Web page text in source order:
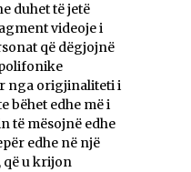
duhet të jetë
videoje i
që dëgjojnë
nga origjinaliteti i
bëhet edhe më i
të mësojnë edhe
edhe në një
që u krijon